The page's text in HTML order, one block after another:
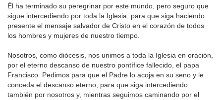
Él ha terminado su peregrinar por este mundo, pero seguro que
sigue intercediendo por toda la Iglesia, para que siga haciendo
presente el mensaje salvador de Cristo en el corazón de todos
los hombres y mujeres de nuestro tiempo.
Nosotros, como diócesis, nos unimos a toda la Iglesia en oración,
por el eterno descanso de nuestro pontífice fallecido, el papa
Francisco. Pedimos para que el Padre lo acoja en su seno y le
conceda el descanso eterno, para que siga intercediendo
también por nosotros y, mientras seguimos caminando por el